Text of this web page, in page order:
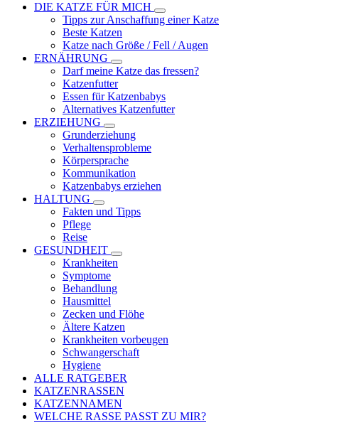
DIE KATZE FÜR MICH
Tipps zur Anschaffung einer Katze
Beste Katzen
Katze nach Größe / Fell / Augen
ERNÄHRUNG
Darf meine Katze das fressen?
Katzenfutter
Essen für Katzenbabys
Alternatives Katzenfutter
ERZIEHUNG
Grunderziehung
Verhaltensprobleme
Körpersprache
Kommunikation
Katzenbabys erziehen
HALTUNG
Fakten und Tipps
Pflege
Reise
GESUNDHEIT
Krankheiten
Symptome
Behandlung
Hausmittel
Zecken und Flöhe
Ältere Katzen
Krankheiten vorbeugen
Schwangerschaft
Hygiene
ALLE RATGEBER
KATZENRASSEN
KATZENNAMEN
WELCHE RASSE PASST ZU MIR?